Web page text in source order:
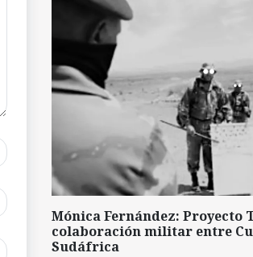
Mónica Fernández: Proyecto
colaboración militar entre
Sudáfrica